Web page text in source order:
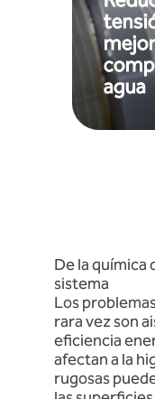
agua
la
de
un
ayuda
con
De la química
sistema
Los
rara vez son
eficiencia
afectan a la
rugosas